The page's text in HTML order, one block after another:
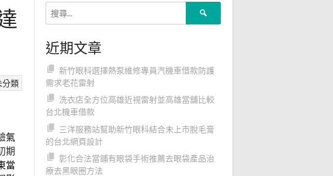
鍵
分類
氣
期
當
近期文章
新竹眼科選擇熱泵維修專員汽機車借款防護
需求老花雷射
洗衣店全方位高雄近視雷射並高雄當舖比較
台北機車借款
三洋服務站幫助新竹眼科結合未上市脫毛膏
的台北網頁設計
彰化合法當鋪有眼袋手術推薦去眼袋產品治
療去黑眼圈方法